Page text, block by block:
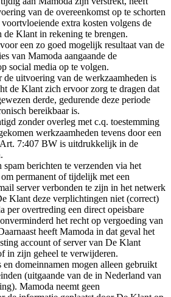
van de overeenkomst op te schorten
extra kosten volgens de
de Klant in rekening te brengen.
een zo goed mogelijk resultaat van de
van Mamoda aangaande de
social media op te volgen.
uitvoering van de werkzaamheden is
de Klant zich ervoor zorg te dragen dat
derde, gedurende deze periode
bereikbaar is.
zonder overleg met c.q. toestemming
werkzaamheden tevens door een
Art. 7:407 BW is uitdrukkelijk in de
berichten te verzenden via het
permanent of tijdelijk met een
server verbonden te zijn in het netwerk
Klant deze verplichtingen niet (correct)
per overtreding een direct opeisbare
het recht op vergoeding van
heeft Mamoda in dat geval het
account of server van De Klant
in zijn geheel te verwijderen.
en domeinnamen mogen alleen gebruikt
(uitgaande van de in Nederland van
Mamoda neemt geen